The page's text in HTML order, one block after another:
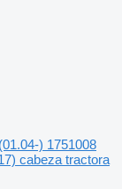
) 1751008
cabeza tractora